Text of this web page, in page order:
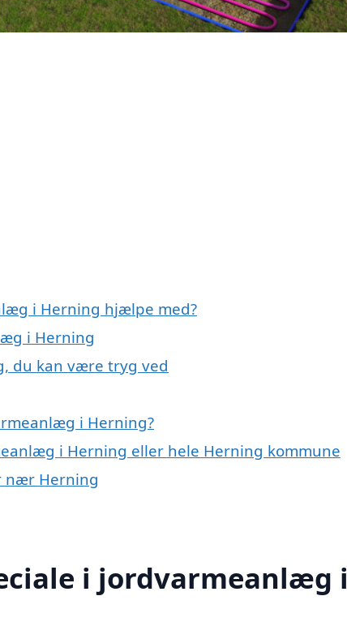
i Herning hjælpe med?
i Herning
du kan være tryg ved
i Herning?
i Herning eller hele Herning kommune
nær Herning
i jordvarmeanlæg i